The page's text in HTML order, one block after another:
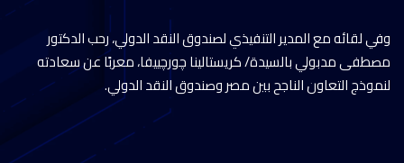
وفي لقائه مع المدير التنفيذي لصندوق النقد الدولي، رحب الدكتور
مصطفى مدبولي بالسيدة/ كريستالينا چورچييفا، معربًا عن سعادته
لنموذج التعاون الناجح بين مصر وصندوق النقد الدولي.